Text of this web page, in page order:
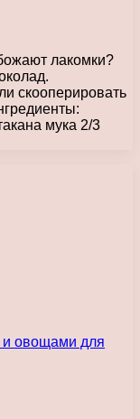
лакомки?
скооперировать
мука 2/3
и овощами для